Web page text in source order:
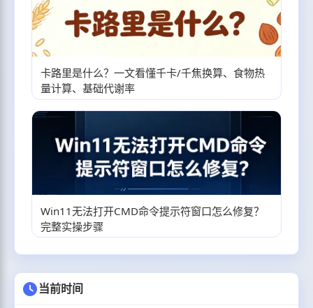
卡路里是什么？一文看懂千卡/千焦换算、食物热
量计算、基础代谢率
Win11无法打开CMD命令提示符窗口怎么修复？
完整实操步骤
当前时间